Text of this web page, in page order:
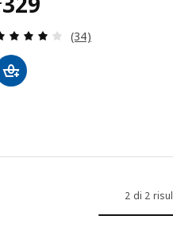
Recensione: 3.9
(34)
2 di 2